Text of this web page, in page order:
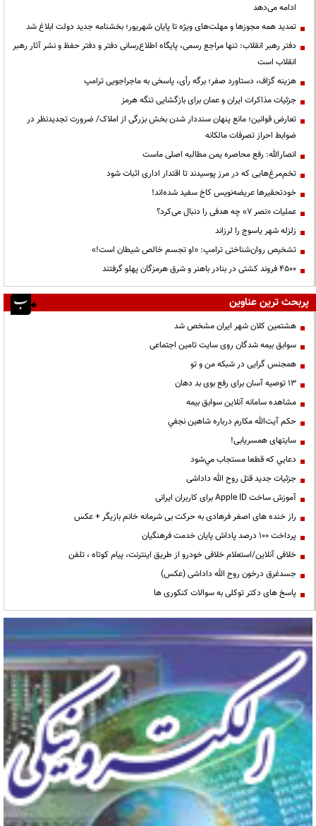
ادامه می‌دهد
تمدید همه مجوزها و مهلت‌های ویژه تا پایان شهریور؛ بخشنامه جدید دولت ابلاغ شد
دفتر رهبر انقلاب: تنها مراجع رسمی، پایگاه اطلاع‌رسانی دفتر و دفتر حفظ و نشر آثار رهبر
انقلاب است
هزینه گزاف، دستاورد صفر؛ برگه رأی، پاسخی به ماجراجویی ترامپ
جزئیات مذاکرات ایران و عمان برای بازگشایی تنگه هرمز
تعارض قوانین؛ مانع پنهان سنددار شدن بخش بزرگی از املاک/ ضرورت تجدیدنظر در
ضوابط احراز تصرفات مالکانه
انصارالله: رفع محاصره یمن مطالبه اصلی ماست
تخم‌مرغ‌هایی که در مرز پوسیدند تا اقتدار اداری اثبات شود
خودتحقیرها عریضه‌نویس کاخ سفید شده‌اند!
عملیات «نصر ۷» چه هدفی را دنبال می‌کرد؟
زلزله شهر یاسوج را لرزاند
تشخیص روان‌شناختی ترامپ: «او تجسم خالص شیطان است!»
۴۵۰۰ فروند کشتی در بنادر باهنر و شرق هرمزگان پهلو گرفتند
پربحث ترین عناوین
هشتمین کلان شهر ایران مشخص شد
سوابق بیمه شدگان روی سایت تامین اجتماعی
همجنس گرایی در شبکه من و تو
13 توصیه آسان برای رفع بوی بد دهان
مشاهده سامانه آنلاين سوابق بیمه
حكم آيت‌الله مكارم درباره شاهين نجفي
سایتهای همسریابی!
دعايي كه قطعا مستجاب مي‌شود
جزئیات جدید قتل روح الله داداشی
آموزش ساخت Apple ID برای کاربران ایرانی
راز خنده های اصغر فرهادی به حرکت بی شرمانه خانم بازیگر + عکس
پرداخت ۱۰۰ درصد پاداش پایان خدمت فرهنگیان
خلافی آنلاین/استعلام خلافی خودرو از طریق اینترنت، پیام کوتاه ، تلفن
جسدغرق درخون روح الله داداشی (عکس)
پاسخ های دکتر توکلی به سوالات کنکوری ها